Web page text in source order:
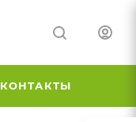
КОНТАКТЫ